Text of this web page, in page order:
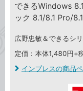
できるWindows
ック 8.1/8.1 Pro/
広野忠敏＆できるシ
定価：本体1,480円+
インプレスの商品